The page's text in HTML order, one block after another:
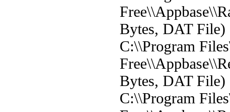
Bytes, DAT File)
C:\\Program
Bytes, DAT File)
C:\\Program